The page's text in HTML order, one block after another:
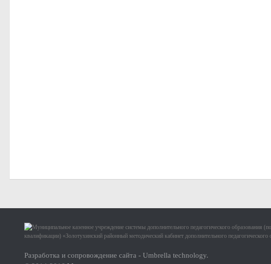
Разработка и сопровождение сайта - Umbrella technology.